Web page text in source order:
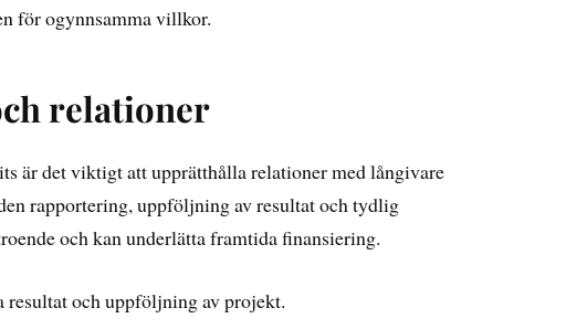
för ogynnsamma villkor.
relationer
är det viktigt att upprätthålla relationer med långivare
rapportering, uppföljning av resultat och tydlig
och kan underlätta framtida finansiering.
resultat och uppföljning av projekt.